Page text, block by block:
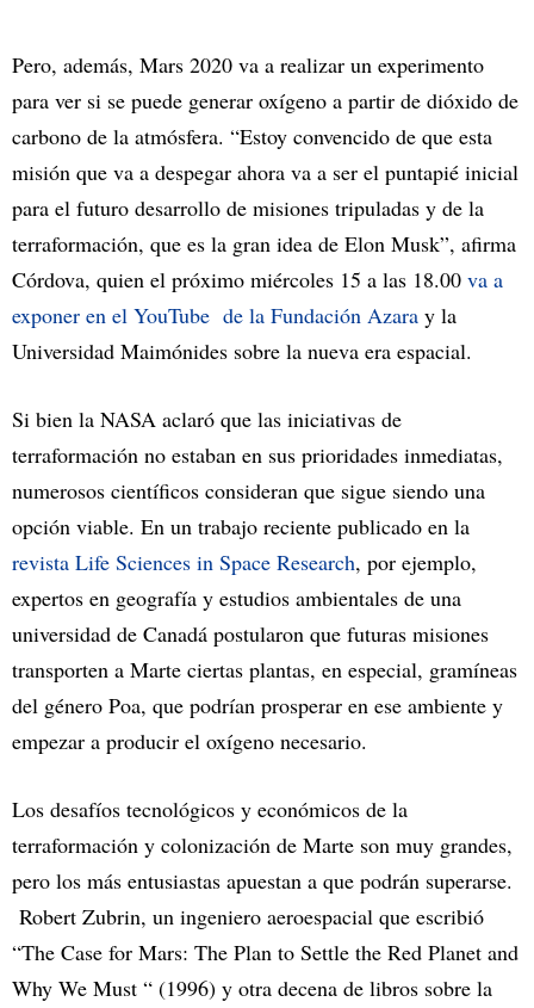
Pero, además, Mars 2020 va a realizar un experimento
para ver si se puede generar oxígeno a partir de dióxido de
carbono de la atmósfera. “Estoy convencido de que esta
misión que va a despegar ahora va a ser el puntapié inicial
para el futuro desarrollo de misiones tripuladas y de la
terraformación, que es la gran idea de Elon Musk”, afirma
Córdova, quien el próximo miércoles 15 a las 18.00 va a
exponer en el YouTube de la Fundación Azara y la
Universidad Maimónides sobre la nueva era espacial.
Si bien la NASA aclaró que las iniciativas de
terraformación no estaban en sus prioridades inmediatas,
numerosos científicos consideran que sigue siendo una
opción viable. En un trabajo reciente publicado en la
revista Life Sciences in Space Research, por ejemplo,
expertos en geografía y estudios ambientales de una
universidad de Canadá postularon que futuras misiones
transporten a Marte ciertas plantas, en especial, gramíneas
del género Poa, que podrían prosperar en ese ambiente y
empezar a producir el oxígeno necesario.
Los desafíos tecnológicos y económicos de la
terraformación y colonización de Marte son muy grandes,
pero los más entusiastas apuestan a que podrán superarse.
Robert Zubrin, un ingeniero aeroespacial que escribió
“The Case for Mars: The Plan to Settle the Red Planet and
Why We Must “ (1996) y otra decena de libros sobre la